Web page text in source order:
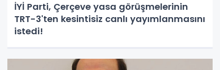
İYİ Parti, Çerçeve yasa görüşmelerinin
TRT-3'ten kesintisiz canlı yayımlanmasını
istedi!